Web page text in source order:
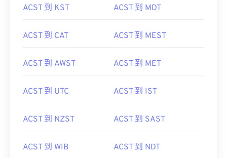
ACST 到 KST ACST 到 MDT
ACST 到 CAT ACST 到 MEST
ACST 到 AWST ACST 到 MET
ACST 到 UTC ACST 到 IST
ACST 到 NZST ACST 到 SAST
ACST 到 WIB ACST 到 NDT